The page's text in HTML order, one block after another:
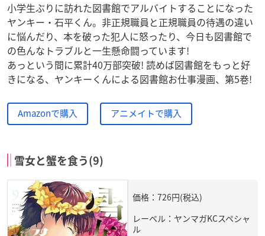
小学生ぶりに訪れた図書館でアルバイトすることになった
ヤンキー・石平くん。非正規職員と正規職員の待遇の違い
に悩んだり、本を破った犯人に怒ったり、今日も図書館で
の色んなトラブルと一生懸命闘っています!
あっという間に累計40万部突破! 読めば図書館をもっと好
きになる、ヤンキーくんによる図書館お仕事漫画、第5巻!
Amazonで購入 アニメイトで購入
雪女と蟹を食う(9)
価格：726円(税込)
レーベル：ヤンマガKCスペシャ
ル